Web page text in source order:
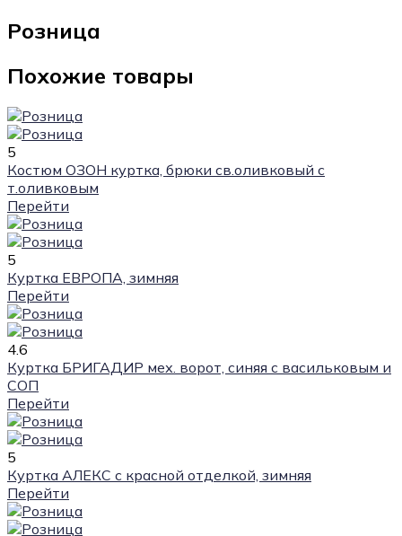
Розница
Похожие товары
5
Костюм ОЗОН куртка, брюки св.оливковый с
т.оливковым
Перейти
5
Куртка ЕВРОПА, зимняя
Перейти
4.6
Куртка БРИГАДИР мех. ворот, синяя с васильковым и
СОП
Перейти
5
Куртка АЛЕКС с красной отделкой, зимняя
Перейти